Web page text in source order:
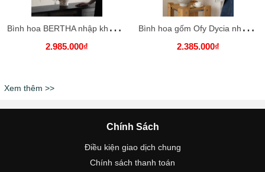
B
ình hoa BERTHA nhập khẩu cao cấp / BERTHA Vase
2.985.000₫
B
ình hoa gốm Ofy Dycia nhập khẩu cao cấp / Ofy Dycia Vase
2.385.000₫
Xem thêm >>
Chính Sách
Điều kiện giao dịch chung
Chính sách thanh toán